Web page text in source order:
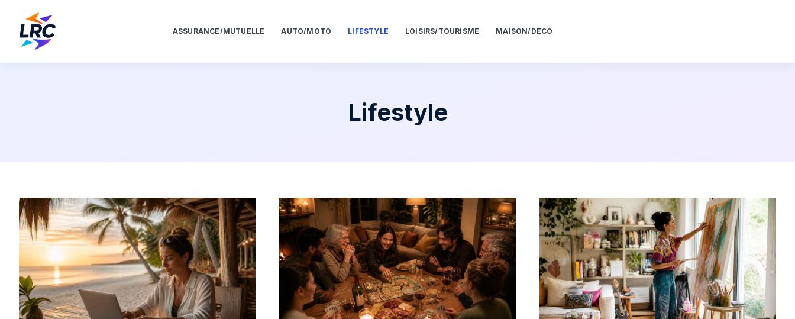
ASSURANCE/MUTUELLE AUTO/MOTO LIFESTYLE LOISIRS/TOURISME MAISON/DÉCO
Lifestyle